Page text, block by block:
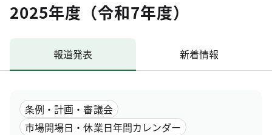
2025年度（令和7年度）
報道発表 新着情報
条例・計画・審議会
市場開場日・休業日年間カレンダー